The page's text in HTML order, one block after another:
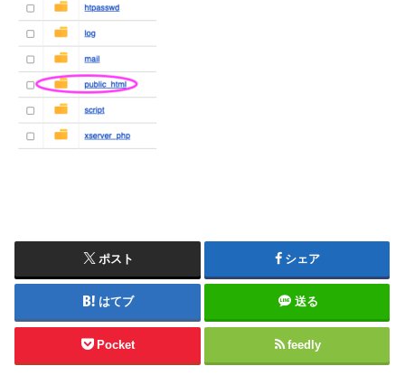
ポスト シェア
はてブ 送る
Pocket feedly